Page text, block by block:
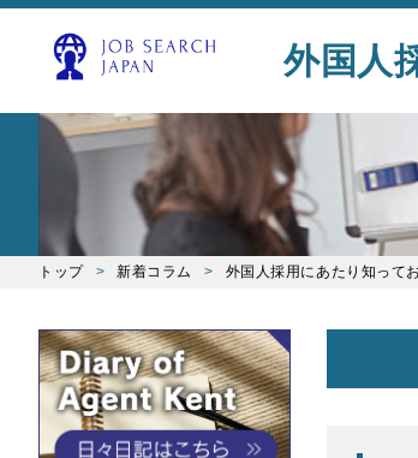
外国人
トップ 新着コラム 外国人採用にあたり知って